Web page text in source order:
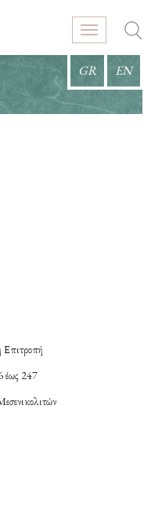
GR EN
Επιτροπή
247